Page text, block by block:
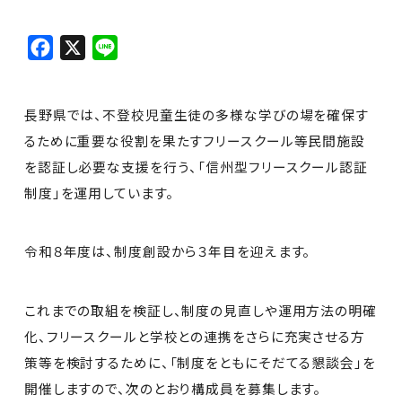
e
b
o
o
e
長野県では、不登校児童生徒の多様な学びの場を確保す
るために重要な役割を果たすフリースクール等民間施設
を認証し必要な支援を行う、「信州型フリースクール認証
制度」を運用しています。
令和８年度は、制度創設から３年目を迎えます。
これまでの取組を検証し、制度の見直しや運用方法の明確
化、フリースクールと学校との連携をさらに充実させる方
策等を検討するために、「制度をともにそだてる懇談会」を
開催しますので、次のとおり構成員を募集します。